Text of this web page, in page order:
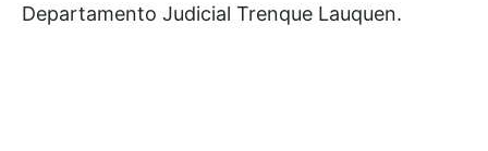
Departamento Judicial Trenque Lauquen.